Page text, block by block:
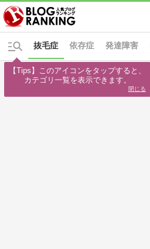
依存症 発達障害
抜毛症
【Tips】このアイコンをタップすると、
カテゴリ一覧を表示できます。
閉じる